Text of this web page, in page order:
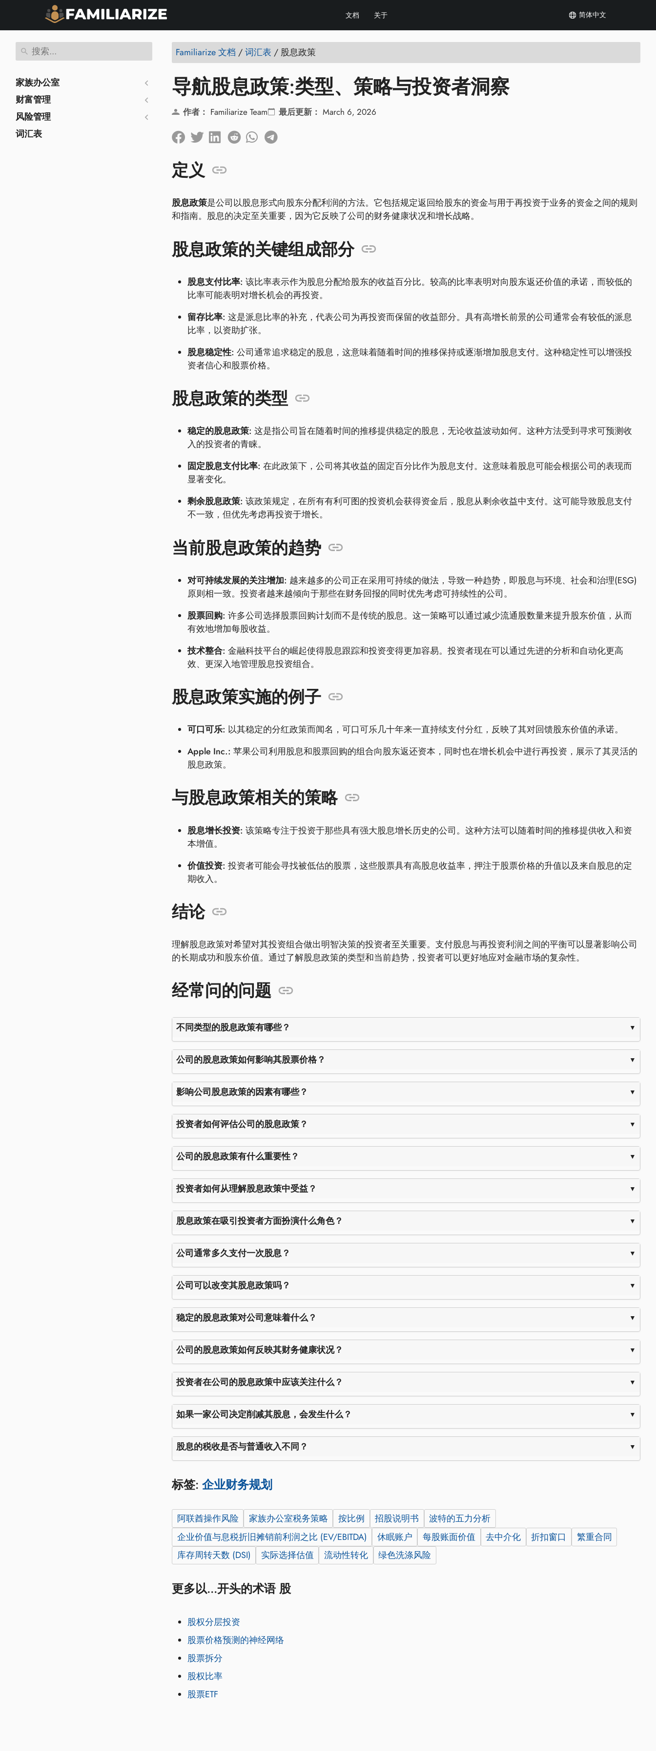
文档 关于 简体中文
家族办公室
财富管理
风险管理
词汇表
Familiarize 文档 /词汇表 / 股息政策
导航股息政策:类型、策略与投资者洞察
作者： Familiarize Team 最后更新： March 6, 2026
定义
股息政策是公司以股息形式向股东分配利润的方法。它包括规定返回给股东的资金与用于再投资于业务的资金之间的规则
和指南。股息的决定至关重要，因为它反映了公司的财务健康状况和增长战略。
股息政策的关键组成部分
股息支付比率: 该比率表示作为股息分配给股东的收益百分比。较高的比率表明对向股东返还价值的承诺，而较低的
比率可能表明对增长机会的再投资。
留存比率: 这是派息比率的补充，代表公司为再投资而保留的收益部分。具有高增长前景的公司通常会有较低的派息
比率，以资助扩张。
股息稳定性: 公司通常追求稳定的股息，这意味着随着时间的推移保持或逐渐增加股息支付。这种稳定性可以增强投
资者信心和股票价格。
股息政策的类型
稳定的股息政策: 这是指公司旨在随着时间的推移提供稳定的股息，无论收益波动如何。这种方法受到寻求可预测收
入的投资者的青睐。
固定股息支付比率: 在此政策下，公司将其收益的固定百分比作为股息支付。这意味着股息可能会根据公司的表现而
显著变化。
剩余股息政策: 该政策规定，在所有有利可图的投资机会获得资金后，股息从剩余收益中支付。这可能导致股息支付
不一致，但优先考虑再投资于增长。
当前股息政策的趋势
对可持续发展的关注增加: 越来越多的公司正在采用可持续的做法，导致一种趋势，即股息与环境、社会和治理(ESG)
原则相一致。投资者越来越倾向于那些在财务回报的同时优先考虑可持续性的公司。
股票回购: 许多公司选择股票回购计划而不是传统的股息。这一策略可以通过减少流通股数量来提升股东价值，从而
有效地增加每股收益。
技术整合: 金融科技平台的崛起使得股息跟踪和投资变得更加容易。投资者现在可以通过先进的分析和自动化更高
效、更深入地管理股息投资组合。
股息政策实施的例子
可口可乐: 以其稳定的分红政策而闻名，可口可乐几十年来一直持续支付分红，反映了其对回馈股东价值的承诺。
Apple Inc.: 苹果公司利用股息和股票回购的组合向股东返还资本，同时也在增长机会中进行再投资，展示了其灵活的
股息政策。
与股息政策相关的策略
股息增长投资: 该策略专注于投资于那些具有强大股息增长历史的公司。这种方法可以随着时间的推移提供收入和资
本增值。
价值投资: 投资者可能会寻找被低估的股票，这些股票具有高股息收益率，押注于股票价格的升值以及来自股息的定
期收入。
结论
理解股息政策对希望对其投资组合做出明智决策的投资者至关重要。支付股息与再投资利润之间的平衡可以显著影响公司
的长期成功和股东价值。通过了解股息政策的类型和当前趋势，投资者可以更好地应对金融市场的复杂性。
经常问的问题
不同类型的股息政策有哪些？
公司的股息政策如何影响其股票价格？
影响公司股息政策的因素有哪些？
投资者如何评估公司的股息政策？
公司的股息政策有什么重要性？
投资者如何从理解股息政策中受益？
股息政策在吸引投资者方面扮演什么角色？
公司通常多久支付一次股息？
公司可以改变其股息政策吗？
稳定的股息政策对公司意味着什么？
公司的股息政策如何反映其财务健康状况？
投资者在公司的股息政策中应该关注什么？
如果一家公司决定削减其股息，会发生什么？
股息的税收是否与普通收入不同？
标签: 企业财务规划
阿联酋操作风险 家族办公室税务策略 按比例 招股说明书
波特的五力分析
企业价值与息税折旧摊销前利润之比 (EV/EBITDA)
休眠账户 每股账面价值 去中介化 折扣窗口
繁重合同
库存周转天数 (DSI)
实际选择估值 流动性转化 绿色洗涤风险
更多以...开头的术语 股
股权分层投资
股票价格预测的神经网络
股票拆分
股权比率
股票ETF